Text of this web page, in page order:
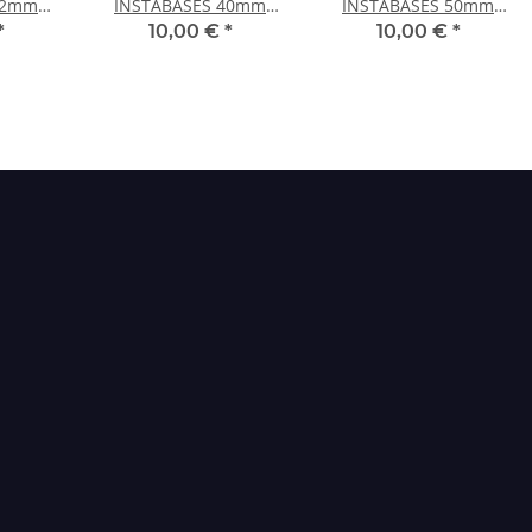
INSTABASES 40mm
RUND
10,00 € *
INSTABASES 50mm
RUND
10,00 € *